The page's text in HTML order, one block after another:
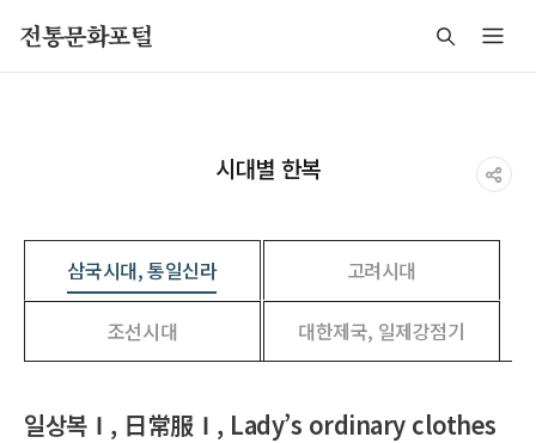
전통문화포털
시대별 한복
삼국시대, 통일신라 고려시대
조선시대 대한제국, 일제강점기
일상복Ⅰ, 日常服Ⅰ, Lady’s ordinary clothes